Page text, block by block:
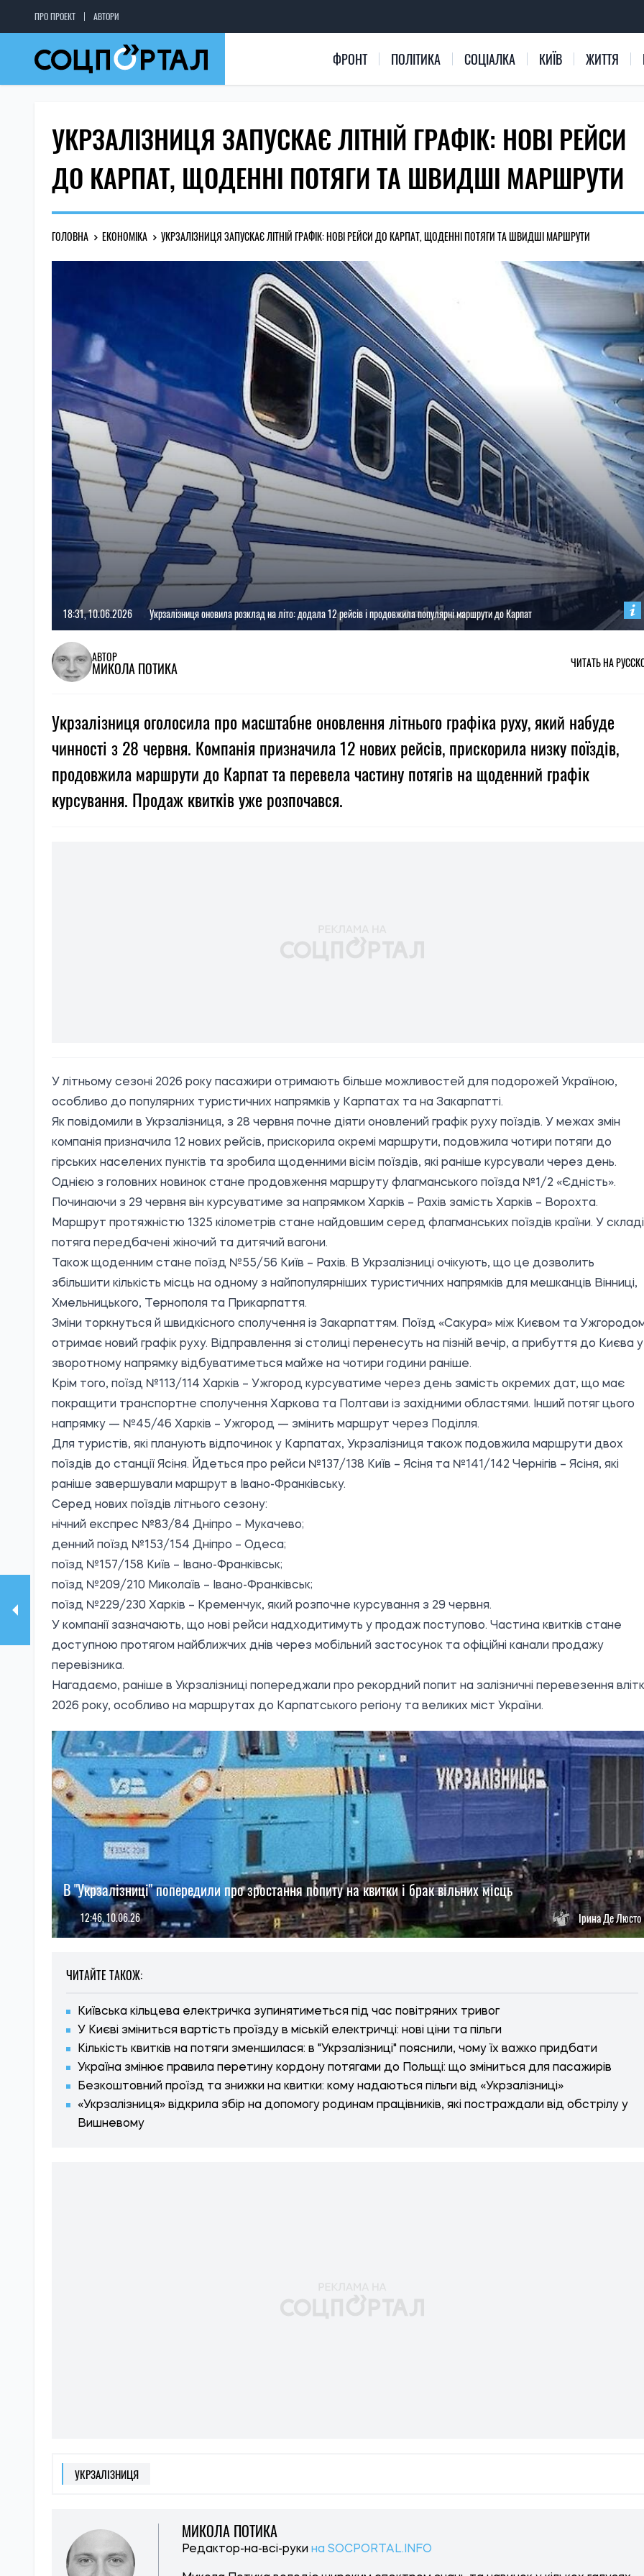
ПРО ПРОЕКТ АВТОРИ
ФРОНТ ПОЛІТИКА СОЦІАЛКА КИЇВ ЖИТТЯ
УКРЗАЛІЗНИЦЯ ЗАПУСКАЄ ЛІТНІЙ ГРАФІК: НОВІ РЕЙСИ
ДО КАРПАТ, ЩОДЕННІ ПОТЯГИ ТА ШВИДШІ МАРШРУТИ
ГОЛОВНА ЕКОНОМІКА УКРЗАЛІЗНИЦЯ ЗАПУСКАЄ ЛІТНІЙ ГРАФІК: НОВІ РЕЙСИ ДО КАРПАТ, ЩОДЕННІ ПОТЯГИ ТА ШВИДШІ МАРШРУТИ
18:31, 10.06.2026 Укрзалізниця оновила розклад на літо: додала 12 рейсів і продовжила популярні маршрути до Карпат
АВТОР
МИКОЛА ПОТИКА ЧИТАТЬ НА
Укрзалізниця оголосила про масштабне оновлення літнього графіка руху, який набуде
чинності з 28 червня. Компанія призначила 12 нових рейсів, прискорила низку поїздів,
продовжила маршрути до Карпат та перевела частину потягів на щоденний графік
курсування. Продаж квитків уже розпочався.
У літньому сезоні 2026 року пасажири отримають більше можливостей для подорожей Україною,
особливо до популярних туристичних напрямків у Карпатах та на Закарпатті.
Як повідомили в Укрзалізниця, з 28 червня почне діяти оновлений графік руху поїздів. У межах змін
компанія призначила 12 нових рейсів, прискорила окремі маршрути, подовжила чотири потяги до
гірських населених пунктів та зробила щоденними вісім поїздів, які раніше курсували через день.
Однією з головних новинок стане продовження маршруту флагманського поїзда №1/2 «Єдність».
Починаючи з 29 червня він курсуватиме за напрямком Харків – Рахів замість Харків – Ворохта.
Маршрут протяжністю 1325 кілометрів стане найдовшим серед флагманських поїздів країни. У складі
потяга передбачені жіночий та дитячий вагони.
Також щоденним стане поїзд №55/56 Київ – Рахів. В Укрзалізниці очікують, що це дозволить
збільшити кількість місць на одному з найпопулярніших туристичних напрямків для мешканців Вінниці,
Хмельницького, Тернополя та Прикарпаття.
Зміни торкнуться й швидкісного сполучення із Закарпаттям. Поїзд «Сакура» між Києвом та
отримає новий графік руху. Відправлення зі столиці перенесуть на пізній вечір, а прибуття до Києва у
зворотному напрямку відбуватиметься майже на чотири години раніше.
Крім того, поїзд №113/114 Харків – Ужгород курсуватиме через день замість окремих дат, що має
покращити транспортне сполучення Харкова та Полтави із західними областями. Інший потяг цього
напрямку — №45/46 Харків – Ужгород — змінить маршрут через Поділля.
Для туристів, які планують відпочинок у Карпатах, Укрзалізниця також подовжила маршрути двох
поїздів до станції Ясіня. Йдеться про рейси №137/138 Київ – Ясіня та №141/142 Чернігів – Ясіня, які
раніше завершували маршрут в Івано-Франківську.
Серед нових поїздів літнього сезону:
нічний експрес №83/84 Дніпро – Мукачево;
денний поїзд №153/154 Дніпро – Одеса;
поїзд №157/158 Київ – Івано-Франківськ;
поїзд №209/210 Миколаїв – Івано-Франківськ;
поїзд №229/230 Харків – Кременчук, який розпочне курсування з 29 червня.
У компанії зазначають, що нові рейси надходитимуть у продаж поступово. Частина квитків стане
доступною протягом найближчих днів через мобільний застосунок та офіційні канали продажу
перевізника.
Нагадаємо, раніше в Укрзалізниці попереджали про рекордний попит на залізничні перевезення
2026 року, особливо на маршрутах до Карпатського регіону та великих міст України.
В "Укрзалізниці" попередили про зростання попиту на квитки і брак вільних місць
12:46, 10.06.26 Ірина Де Люсто
ЧИТАЙТЕ ТАКОЖ:
Київська кільцева електричка зупинятиметься під час повітряних тривог
У Києві зміниться вартість проїзду в міській електричці: нові ціни та пільги
Кількість квитків на потяги зменшилася: в "Укрзалізниці" пояснили, чому їх важко придбати
Україна змінює правила перетину кордону потягами до Польщі: що зміниться для пасажирів
Безкоштовний проїзд та знижки на квитки: кому надаються пільги від «Укрзалізниці»
«Укрзалізниця» відкрила збір на допомогу родинам працівників, які постраждали від обстрілу у
Вишневому
УКРЗАЛІЗНИЦЯ
МИКОЛА ПОТИКА
Редактор-на-всі-руки на SOCPORTAL.INFO